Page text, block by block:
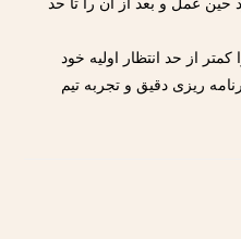
عمل و بعد از آن را تا حد
از حد انتظار اولیه خود
ریزی دقیق و تجربه تیم